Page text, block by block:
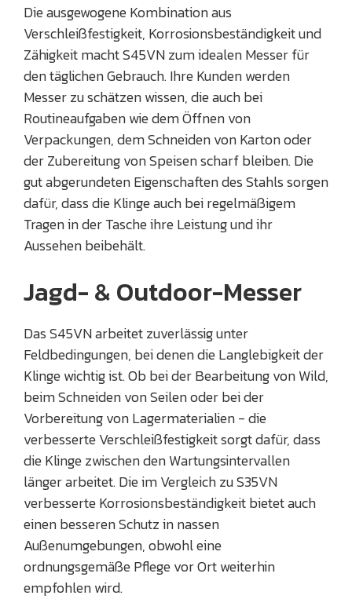
Die ausgewogene Kombination aus
Verschleißfestigkeit, Korrosionsbeständigkeit und
Zähigkeit macht S45VN zum idealen Messer für
den täglichen Gebrauch. Ihre Kunden werden
Messer zu schätzen wissen, die auch bei
Routineaufgaben wie dem Öffnen von
Verpackungen, dem Schneiden von Karton oder
der Zubereitung von Speisen scharf bleiben. Die
gut abgerundeten Eigenschaften des Stahls sorgen
dafür, dass die Klinge auch bei regelmäßigem
Tragen in der Tasche ihre Leistung und ihr
Aussehen beibehält.
Jagd- & Outdoor-Messer
Das S45VN arbeitet zuverlässig unter
Feldbedingungen, bei denen die Langlebigkeit der
Klinge wichtig ist. Ob bei der Bearbeitung von Wild,
beim Schneiden von Seilen oder bei der
Vorbereitung von Lagermaterialien - die
verbesserte Verschleißfestigkeit sorgt dafür, dass
die Klinge zwischen den Wartungsintervallen
länger arbeitet. Die im Vergleich zu S35VN
verbesserte Korrosionsbeständigkeit bietet auch
einen besseren Schutz in nassen
Außenumgebungen, obwohl eine
ordnungsgemäße Pflege vor Ort weiterhin
empfohlen wird.